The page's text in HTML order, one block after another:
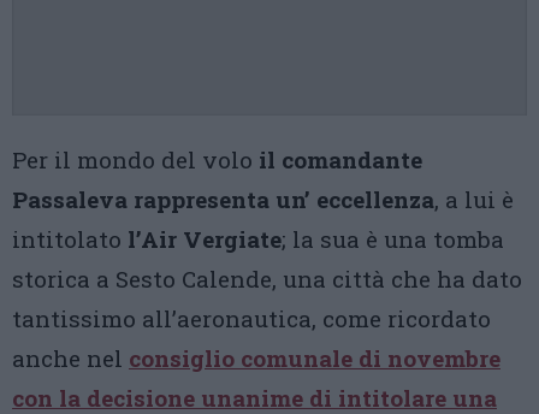
Per il mondo del volo il comandante
Passaleva rappresenta un’ eccellenza, a lui è
intitolato l’Air Vergiate; la sua è una tomba
storica a Sesto Calende, una città che ha dato
tantissimo all’aeronautica, come ricordato
anche nel consiglio comunale di novembre
con la decisione unanime di intitolare una